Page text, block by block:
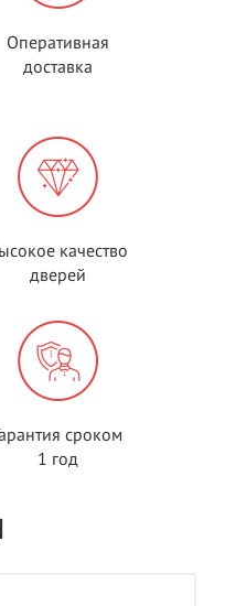
Оперативная
доставка
качество
дверей
сроком
1 год